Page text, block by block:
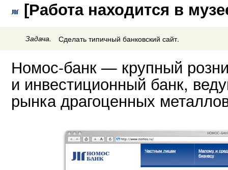
[Работа находится в
Задача. Сделать типичный банковский сайт.
Номос-банк — крупный
и инвестиционный банк,
рынка драгоценных